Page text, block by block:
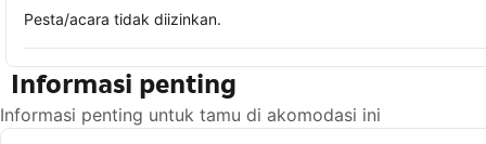
Pesta/acara tidak diizinkan.
Informasi penting
Informasi penting untuk tamu di akomodasi ini